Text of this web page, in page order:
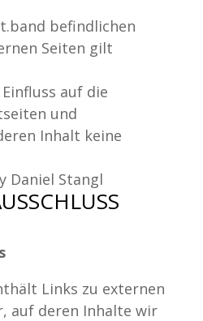
befindlichen
Seiten gilt
auf die
und
Inhalt keine
Daniel Stangl
Links zu externen
auf deren Inhalte wir